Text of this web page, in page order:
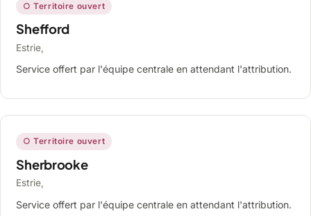
○ Territoire ouvert
Shefford
Estrie,
Service offert par l'équipe centrale en attendant l'attribution.
○ Territoire ouvert
Sherbrooke
Estrie,
Service offert par l'équipe centrale en attendant l'attribution.